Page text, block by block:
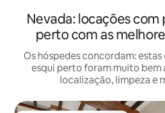
Nevada: locações com
perto com as
Os hóspedes concordam:
esqui perto foram muito bem
localização, limpeza e